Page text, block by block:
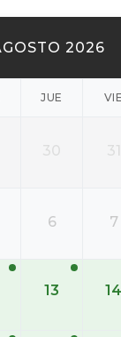
2026
JUE VIE
30 31
6 7
13 14